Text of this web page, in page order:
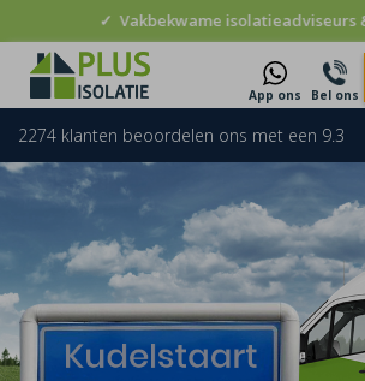
✓ Vakbekwame isolatieadviseurs
App ons Bel ons
2274 klanten beoordelen ons met een 9.3